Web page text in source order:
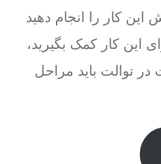
این کار را انجام دهید
این کار کمک بگیرید،
توالت باید مراحل